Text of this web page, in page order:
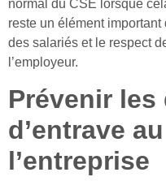
normal du CSE lorsque
reste un élément
des salariés et le respect
l’employeur.
Prévenir les
d’entrave
l’entreprise